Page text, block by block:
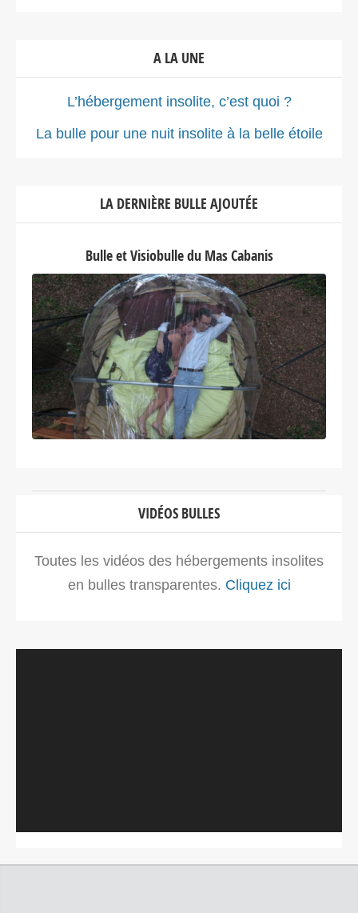
A LA UNE
L’hébergement insolite, c’est quoi ?
La bulle pour une nuit insolite à la belle étoile
LA DERNIÈRE BULLE AJOUTÉE
Bulle et Visiobulle du Mas Cabanis
VIDÉOS BULLES
Toutes les vidéos des hébergements insolites
en bulles transparentes. Cliquez ici